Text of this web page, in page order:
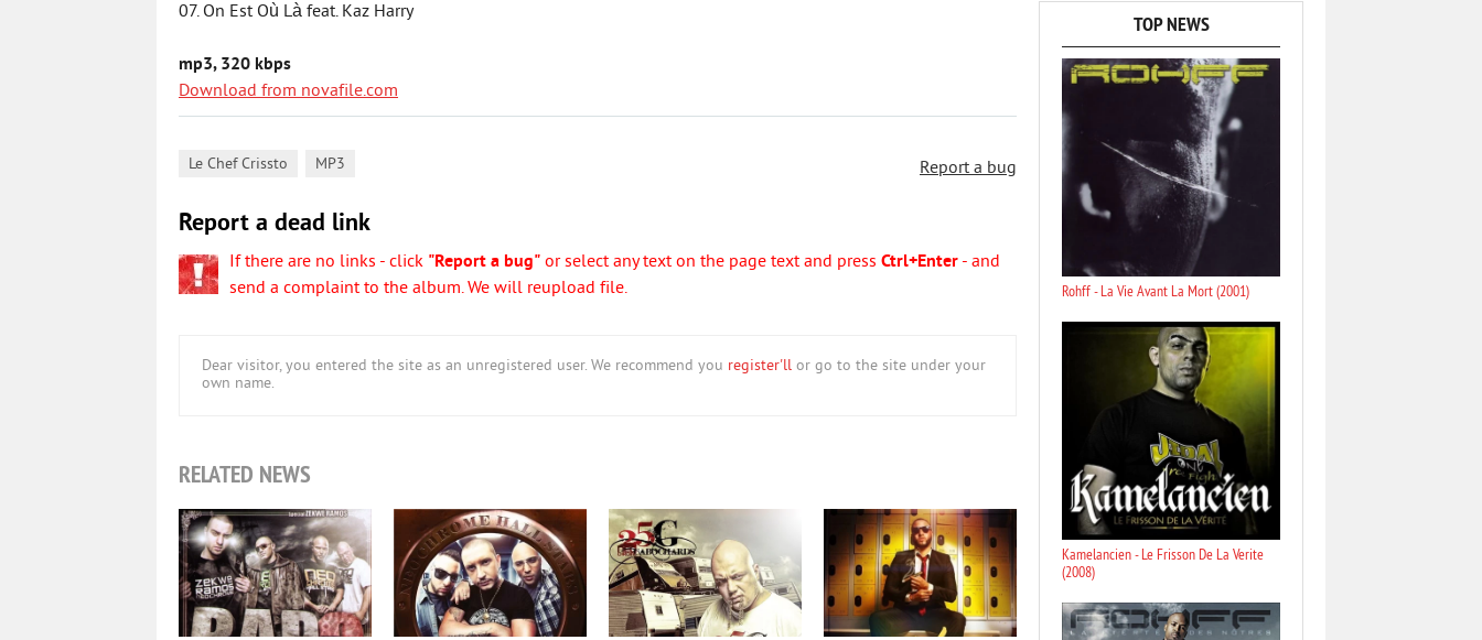
07. On Est Où Là feat. Kaz Harry
mp3, 320 kbps
Download from novafile.com
Report a bug
Le Chef Crissto MP3
Report a dead link
If there are no links - click "Report a bug" or select any text on the page text and press Ctrl+Enter - and
send a complaint to the album. We will reupload file.
Dear visitor, you entered the site as an unregistered user. We recommend you register'll or go to the site under your
own name.
RELATED NEWS
TOP NEWS
Rohff - La Vie Avant La Mort (2001)
Kamelancien - Le Frisson De La Verite
(2008)